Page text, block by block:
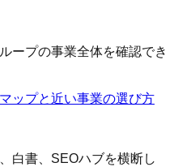
ープの事業全体を確認でき
ップと近い事業の選び方
白書、SEOハブを横断し